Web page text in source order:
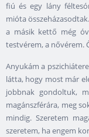
fiú és egy lány
mióta
a másik kettő még
testvérem, a nővérem.
Anyukám a
látta, hogy most már
jobbnak gondoltuk,
magánszférára, meg
mindig. Szeretem
szeretem, ha engem